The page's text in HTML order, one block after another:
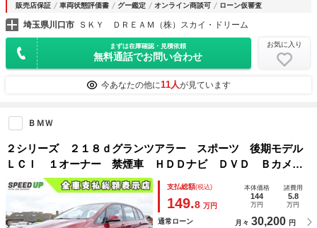
販売店保証 車両状態評価書 グー鑑定 オンライン商談可 ローン仮審査
埼玉県川口市 ＳＫＹ ＤＲＥＡＭ（株）スカイ・ドリーム
まずは在庫確認・見積依頼
無料通話でお問い合わせ
お気に入り
今あなたの他に11人が見ています
ＢＭＷ
２シリーズ ２１８ｄグランツアラー スポーツ 後期モデル
ＬＣＩ １オーナー 禁煙車 ＨＤＤナビ ＤＶＤ Ｂカメ
ラ ＢＴ音楽 スマートキー ＥＴＣ Ａライト 黒革シー
ト シートヒーター 前後コーナーセンサー 電動リアゲー
ト ＬＥＤ 純正１７ＡＷ
支払総額(税込)
149.8 万円
本体価格
144
万円
諸費用
5.8
万円
通常ローン 月々 30,200 円